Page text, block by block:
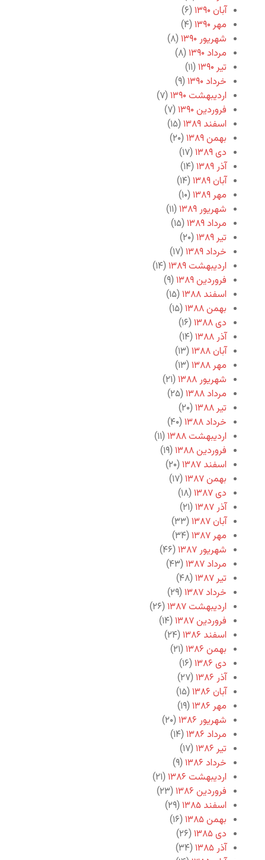
آبان ۱۳۹۰
(۶)
مهر ۱۳۹۰
(۴)
شهریور ۱۳۹۰
(۸)
مرداد ۱۳۹۰
(۸)
تیر ۱۳۹۰
(۱۱)
خرداد ۱۳۹۰
(۹)
اردیبهشت ۱۳۹۰
(۷)
فروردین ۱۳۹۰
(۷)
اسفند ۱۳۸۹
(۱۵)
بهمن ۱۳۸۹
(۲۰)
دی ۱۳۸۹
(۱۷)
آذر ۱۳۸۹
(۱۴)
آبان ۱۳۸۹
(۱۴)
مهر ۱۳۸۹
(۱۰)
شهریور ۱۳۸۹
(۱۱)
مرداد ۱۳۸۹
(۱۵)
تیر ۱۳۸۹
(۲۰)
خرداد ۱۳۸۹
(۱۷)
اردیبهشت ۱۳۸۹
(۱۴)
فروردین ۱۳۸۹
(۹)
اسفند ۱۳۸۸
(۱۵)
بهمن ۱۳۸۸
(۱۵)
دی ۱۳۸۸
(۱۶)
آذر ۱۳۸۸
(۱۴)
آبان ۱۳۸۸
(۱۳)
مهر ۱۳۸۸
(۱۳)
شهریور ۱۳۸۸
(۲۱)
مرداد ۱۳۸۸
(۲۵)
تیر ۱۳۸۸
(۲۰)
خرداد ۱۳۸۸
(۴۰)
اردیبهشت ۱۳۸۸
(۱۱)
فروردین ۱۳۸۸
(۱۹)
اسفند ۱۳۸۷
(۲۰)
بهمن ۱۳۸۷
(۱۷)
دی ۱۳۸۷
(۱۸)
آذر ۱۳۸۷
(۲۱)
آبان ۱۳۸۷
(۳۳)
مهر ۱۳۸۷
(۳۴)
شهریور ۱۳۸۷
(۴۶)
مرداد ۱۳۸۷
(۴۳)
تیر ۱۳۸۷
(۴۸)
خرداد ۱۳۸۷
(۲۹)
اردیبهشت ۱۳۸۷
(۲۶)
فروردین ۱۳۸۷
(۱۴)
اسفند ۱۳۸۶
(۲۴)
بهمن ۱۳۸۶
(۲۱)
دی ۱۳۸۶
(۱۶)
آذر ۱۳۸۶
(۲۷)
آبان ۱۳۸۶
(۱۵)
مهر ۱۳۸۶
(۱۹)
شهریور ۱۳۸۶
(۲۰)
مرداد ۱۳۸۶
(۱۴)
تیر ۱۳۸۶
(۱۷)
خرداد ۱۳۸۶
(۹)
اردیبهشت ۱۳۸۶
(۲۱)
فروردین ۱۳۸۶
(۲۳)
اسفند ۱۳۸۵
(۲۹)
بهمن ۱۳۸۵
(۱۶)
دی ۱۳۸۵
(۲۶)
آذر ۱۳۸۵
(۳۴)